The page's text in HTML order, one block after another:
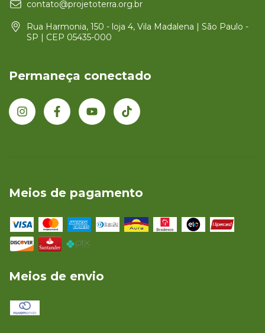
contato@projetoterra.org.br
Rua Harmonia, 150 - loja 4, Vila Madalena | São Paulo -
SP | CEP 05435-000
Permaneça conectado
Meios de pagamento
Meios de envio